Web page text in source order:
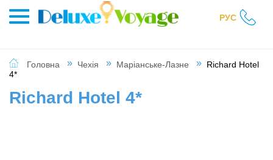
РУС
Головна Чехія Маріанське-Лазне
Richard Hotel
4*
Richard Hotel 4*